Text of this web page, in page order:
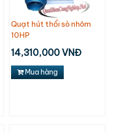
Quạt hút thổi sò nhôm
10HP
14,310,000 VNĐ
Mua hàng